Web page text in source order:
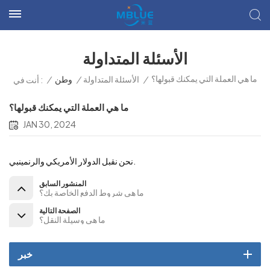
الأسئلة المتداولة
أنت في : / وطن / الأسئلة المتداولة / ما هي العملة التي يمكنك قبولها؟
ما هي العملة التي يمكنك قبولها؟
JAN 30, 2024
المنشور السابق
ما هي شروط الدفع الخاصة بك؟
الصفحة التالية
ما هي وسيلة النقل؟
خبر